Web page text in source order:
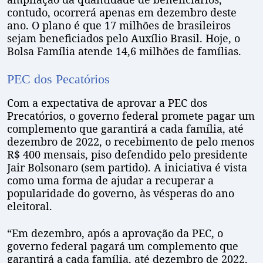
contudo, ocorrerá apenas em dezembro deste
ano. O plano é que 17 milhões de brasileiros
sejam beneficiados pelo Auxílio Brasil. Hoje, o
Bolsa Família atende 14,6 milhões de famílias.
PEC dos Pecatórios
Com a expectativa de aprovar a PEC dos
Precatórios, o governo federal promete pagar um
complemento que garantirá a cada família, até
dezembro de 2022, o recebimento de pelo menos
R$ 400 mensais, piso defendido pelo presidente
Jair Bolsonaro (sem partido). A iniciativa é vista
como uma forma de ajudar a recuperar a
popularidade do governo, às vésperas do ano
eleitoral.
“Em dezembro, após a aprovação da PEC, o
governo federal pagará um complemento que
garantirá a cada família, até dezembro de 2022,